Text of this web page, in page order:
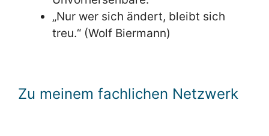
„Nur wer sich ändert, bleibt sich
treu.“ (Wolf Biermann)
Zu meinem fachlichen Netzwerk